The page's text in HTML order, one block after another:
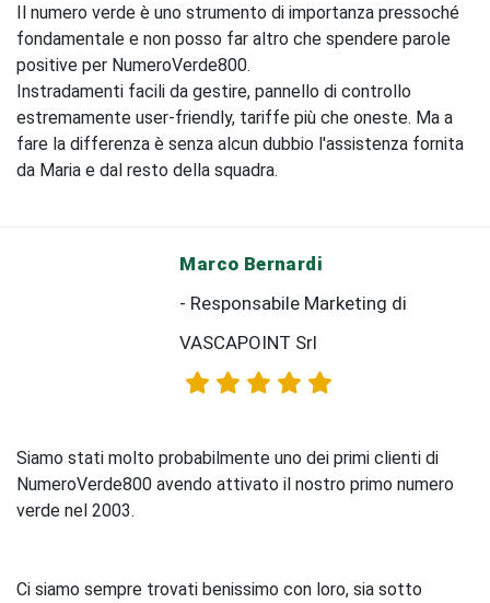
Il numero verde è uno strumento di importanza pressoché
fondamentale e non posso far altro che spendere parole
positive per NumeroVerde800.
Instradamenti facili da gestire, pannello di controllo
estremamente user-friendly, tariffe più che oneste. Ma a
fare la differenza è senza alcun dubbio l'assistenza fornita
da Maria e dal resto della squadra.
Marco Bernardi
- Responsabile Marketing di
VASCAPOINT Srl
Siamo stati molto probabilmente uno dei primi clienti di
NumeroVerde800 avendo attivato il nostro primo numero
verde nel 2003.
Ci siamo sempre trovati benissimo con loro, sia sotto